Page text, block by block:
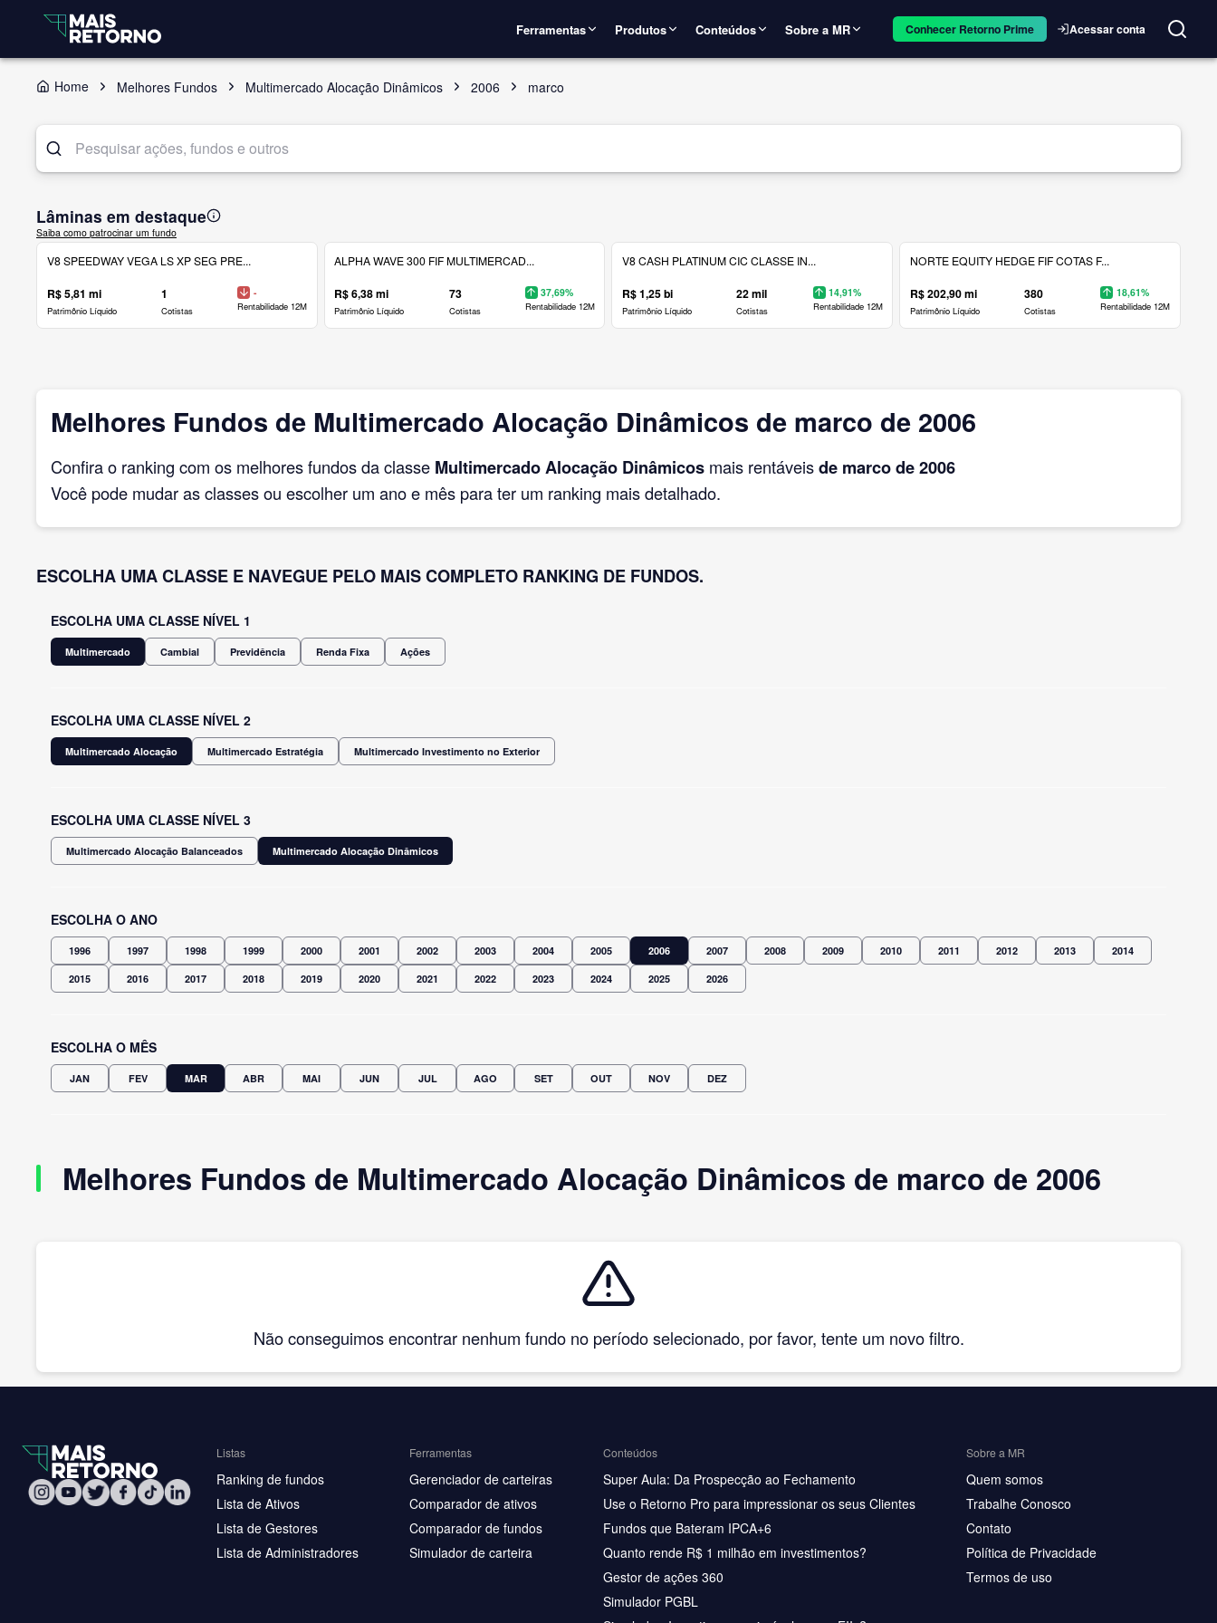
Ferramentas Produtos Conteúdos Sobre a MR Conhecer Retorno Prime Acessar conta
Home Melhores Fundos Multimercado Alocação Dinâmicos 2006 marco
Lâminas em destaque
Saiba como patrocinar um fundo
V8 SPEEDWAY VEGA LS XP SEG PRE...
R$ 5,81 mi
Patrimônio Líquido
1
Cotistas
-
Rentabilidade 12M
ALPHA WAVE 300 FIF MULTIMERCAD...
R$ 6,38 mi
Patrimônio Líquido
73
Cotistas
37,69%
Rentabilidade 12M
V8 CASH PLATINUM CIC CLASSE IN...
R$ 1,25 bi
Patrimônio Líquido
22 mil
Cotistas
14,91%
Rentabilidade 12M
NORTE EQUITY HEDGE FIF COTAS F...
R$ 202,90 mi
Patrimônio Líquido
380
Cotistas
18,61%
Rentabilidade 12M
Melhores Fundos de Multimercado Alocação Dinâmicos de marco de 2006
Confira o ranking com os melhores fundos da classe Multimercado Alocação Dinâmicos mais rentáveisde marcode 2006
Você pode mudar as classes ou escolher um ano e mês para ter um ranking mais detalhado.
ESCOLHA UMA CLASSE E NAVEGUE PELO MAIS COMPLETO RANKING DE FUNDOS.
ESCOLHA UMA CLASSE NÍVEL 1
Multimercado Cambial Previdência Renda Fixa Ações
ESCOLHA UMA CLASSE NÍVEL 2
Multimercado Alocação Multimercado Estratégia Multimercado Investimento no Exterior
ESCOLHA UMA CLASSE NÍVEL 3
Multimercado Alocação Balanceados Multimercado Alocação Dinâmicos
ESCOLHA O ANO
1996 1997 1998 1999 2000 2001 2002 2003 2004 2005 2006 2007 2008 2009 2010 2011 2012 2013 2014
2015 2016 2017 2018 2019 2020 2021 2022 2023 2024 2025 2026
ESCOLHA O MÊS
JAN FEV MAR ABR MAI JUN JUL AGO SET OUT NOV DEZ
Melhores Fundos de Multimercado Alocação Dinâmicos de marco de 2006
Não conseguimos encontrar nenhum fundo no período selecionado, por favor, tente um novo filtro.
Listas
Ranking de fundos
Lista de Ativos
Lista de Gestores
Lista de Administradores
Ferramentas
Gerenciador de carteiras
Comparador de ativos
Comparador de fundos
Simulador de carteira
Conteúdos
Super Aula: Da Prospecção ao Fechamento
Use o Retorno Pro para impressionar os seus Clientes
Fundos que Bateram IPCA+6
Quanto rende R$ 1 milhão em investimentos?
Gestor de ações 360
Simulador PGBL
Sobre a MR
Quem somos
Trabalhe Conosco
Contato
Política de Privacidade
Termos de uso